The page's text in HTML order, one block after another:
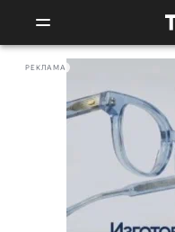
РЕКЛАМА